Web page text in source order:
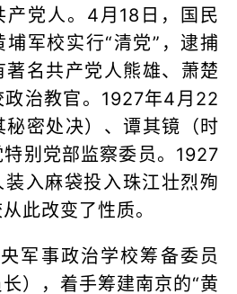
产党人。4月18日，国民
军校实行“清党”，逮捕
名共产党人熊雄、萧楚
政治教官。1927年4月22
秘密处决）、谭其镜（时
别党部监察委员。1927
入麻袋投入珠江壮烈殉
此改变了性质。
军事政治学校筹备委员
），着手筹建南京的“黄